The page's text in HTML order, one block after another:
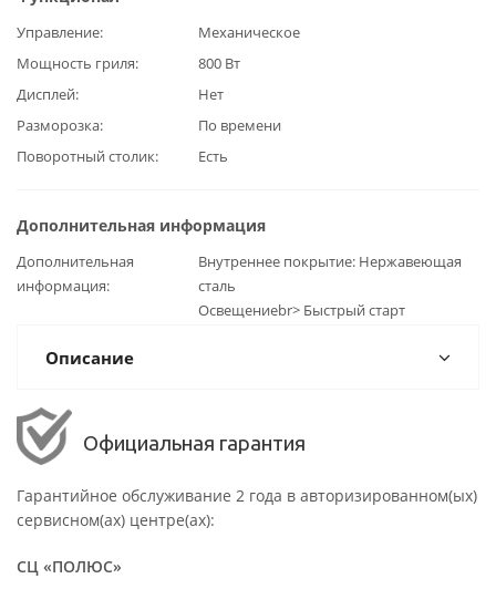
Управление
Механическое
Мощность гриля
800 Вт
Дисплей
Нет
Разморозка
По времени
Поворотный столик
Есть
Дополнительная информация
Дополнительная
информация
Внутреннее покрытие: Нержавеющая
сталь
Освещениеbr> Быстрый старт
Описание
Официальная гарантия
Гарантийное обслуживание 2 года в авторизированном(ых)
сервисном(ах) центре(ах):
СЦ «ПОЛЮС»